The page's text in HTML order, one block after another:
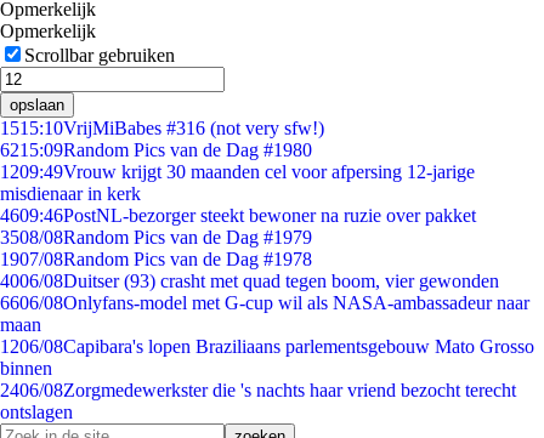
Opmerkelijk
Opmerkelijk
Scrollbar gebruiken
opslaan
1515:10VrijMiBabes #316 (not very sfw!)
6215:09Random Pics van de Dag #1980
1209:49Vrouw krijgt 30 maanden cel voor afpersing 12-jarige
misdienaar in kerk
4609:46PostNL-bezorger steekt bewoner na ruzie over pakket
3508/08Random Pics van de Dag #1979
1907/08Random Pics van de Dag #1978
4006/08Duitser (93) crasht met quad tegen boom, vier gewonden
6606/08Onlyfans-model met G-cup wil als NASA-ambassadeur naar
maan
1206/08Capibara's lopen Braziliaans parlementsgebouw Mato Grosso
binnen
2406/08Zorgmedewerkster die 's nachts haar vriend bezocht terecht
ontslagen